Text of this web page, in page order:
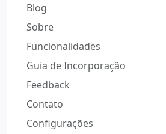
Blog
Sobre
Funcionalidades
Guia de Incorporação
Feedback
Contato
Configurações